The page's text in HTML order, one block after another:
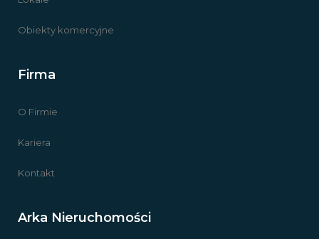
Obiekty komercyjne
Firma
O Firmie
Kariera
Kontakt
Arka Nieruchomości